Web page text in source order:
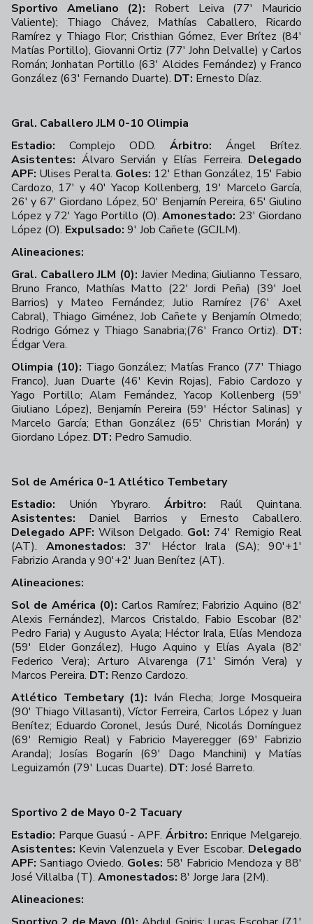
Sportivo Ameliano (2): Robert Leiva (77' Mauricio
Valiente); Thiago Chávez, Mathías Caballero, Ricardo
Ramírez y Thiago Flor; Cristhian Gómez, Ever Brítez (84'
Matías Portillo), Giovanni Ortiz (77' John Delvalle) y Carlos
Román; Jonhatan Portillo (63' Alcides Fernández) y Franco
González (63' Fernando Duarte). DT: Ernesto Díaz.
Gral. Caballero JLM 0-10 Olimpia
Estadio: Complejo ODD. Árbitro: Ángel Brítez.
Asistentes: Álvaro Servián y Elías Ferreira. Delegado
APF: Ulises Peralta. Goles: 12' Ethan González, 15' Fabio
Cardozo, 17' y 40' Yacop Kollenberg, 19' Marcelo García,
26' y 67' Giordano López, 50' Benjamín Pereira, 65' Giulino
López y 72' Yago Portillo (O). Amonestado: 23' Giordano
López (O). Expulsado: 9' Job Cañete (GCJLM).
Alineaciones:
Gral. Caballero JLM (0): Javier Medina; Giulianno Tessaro,
Bruno Franco, Mathías Matto (22' Jordi Peña) (39' Joel
Barrios) y Mateo Fernández; Julio Ramírez (76' Axel
Cabral), Thiago Giménez, Job Cañete y Benjamín Olmedo;
Rodrigo Gómez y Thiago Sanabria;(76' Franco Ortiz). DT:
Édgar Vera.
Olimpia (10): Tiago González; Matías Franco (77' Thiago
Franco), Juan Duarte (46' Kevin Rojas), Fabio Cardozo y
Yago Portillo; Alam Fernández, Yacop Kollenberg (59'
Giuliano López), Benjamín Pereira (59' Héctor Salinas) y
Marcelo García; Ethan González (65' Christian Morán) y
Giordano López. DT: Pedro Samudio.
Sol de América 0-1 Atlético Tembetary
Estadio: Unión Ybyraro. Árbitro: Raúl Quintana.
Asistentes: Daniel Barrios y Ernesto Caballero.
Delegado APF: Wilson Delgado. Gol: 74' Remigio Real
(AT).Amonestados: 37' Héctor Irala (SA); 90'+1'
Fabrizio Aranda y 90'+2' Juan Benítez (AT).
Alineaciones:
Sol de América (0): Carlos Ramírez; Fabrizio Aquino (82'
Alexis Fernández), Marcos Cristaldo, Fabio Escobar (82'
Pedro Faria) y Augusto Ayala; Héctor Irala, Elías Mendoza
(59' Elder González), Hugo Aquino y Elías Ayala (82'
Federico Vera); Arturo Alvarenga (71' Simón Vera) y
Marcos Pereira. DT: Renzo Cardozo.
Atlético Tembetary (1): Iván Flecha; Jorge Mosqueira
(90' Thiago Villasanti), Víctor Ferreira, Carlos López y Juan
Benítez; Eduardo Coronel, Jesús Duré, Nicolás Domínguez
(69' Remigio Real) y Fabricio Mayeregger (69' Fabrizio
Aranda); Josías Bogarín (69' Dago Manchini) y Matías
Leguizamón (79' Lucas Duarte). DT: José Barreto.
Sportivo 2 de Mayo 0-2 Tacuary
Estadio: Parque Guasú - APF. Árbitro: Enrique Melgarejo.
Asistentes: Kevin Valenzuela y Ever Escobar. Delegado
APF: Santiago Oviedo. Goles: 58' Fabricio Mendoza y 88'
José Villalba (T). Amonestados: 8' Jorge Jara (2M).
Alineaciones: